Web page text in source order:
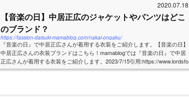
2020.07.18
【音楽の日】中居正広のジャケットやパンツはどこ
のブランド？
https://fassion-daisuki-mamablog.com/nakai-ongaku/
『音楽の日』で中居正広さんが着用する衣装をご紹介します。【音楽の日】
中居正広さんの衣装ブランドはこちら！mamablogでは『音楽の日』で中居
正広さんが着用する衣装をご紹介します。2023/7/15引用:https://www.lordsfo
ols.comLORDS&FOOLSVESTE JOKER2022/7/16...